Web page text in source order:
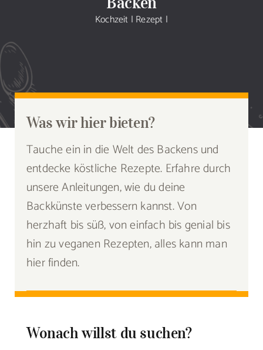
Shop
Blog
Portfolio
Galerie
Rezept senden
Kochzeit | Rezept |
Was wir hier bieten?
Tauche ein in die Welt des Backens und
entdecke köstliche Rezepte. Erfahre durch
unsere Anleitungen, wie du deine
Backkünste verbessern kannst. Von
herzhaft bis süß, von einfach bis genial bis
hin zu veganen Rezepten, alles kann man
hier finden.
Wonach willst du suchen?